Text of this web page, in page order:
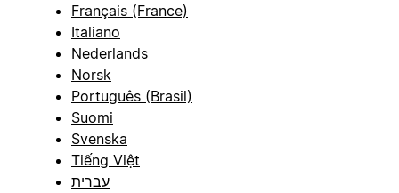
Français (France)
Italiano
Nederlands
Norsk
Português (Brasil)
Suomi
Svenska
Tiếng Việt
עברית